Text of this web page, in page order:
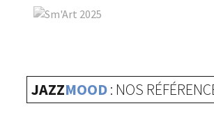
JAZZMOOD: NOS